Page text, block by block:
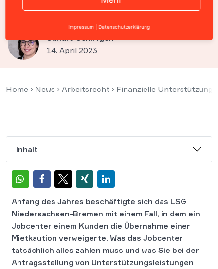
Jobcenter alles zahlen muss
Sandra Schiffgen
14. April 2023
Home › News › Arbeitsrecht › Finanzielle Unterstützung:
Inhalt
Anfang des Jahres beschäftigte sich das LSG
Niedersachsen-Bremen mit einem Fall, in dem ein
Jobcenter einem Kunden die Übernahme einer
Mietkaution verweigerte. Was das Jobcenter
tatsächlich alles zahlen muss und was Sie bei der
Antragsstellung von Unterstützungsleistungen
Impressum Datenschutzerklärung